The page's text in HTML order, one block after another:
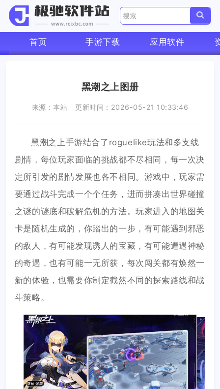
首页 手游下载 应用软件
黑潮之上图册
来源：本站 更新时间：2026-05-21 10:33:46
黑潮之上手游结合了roguelike玩法和多支线
剧情，每位玩家面临的挑战都不尽相同，每一次决
定所引发的剧情发展也各不相同。游戏中，玩家需
要通过战斗完成一个个任务，进而拼凑出世界碰撞
之谜的谜底和破解危机的方法。玩家进入的地图关
卡是随机生成的，你踏出的一步，有可能遇到邪恶
的敌人，有可能发现诱人的宝藏，有可能遭遇神秘
的奇遇，也有可能一无所获，每次闯关都有焕然一
新的体验，也需要你制定截然不同的探索路线和战
斗策略。